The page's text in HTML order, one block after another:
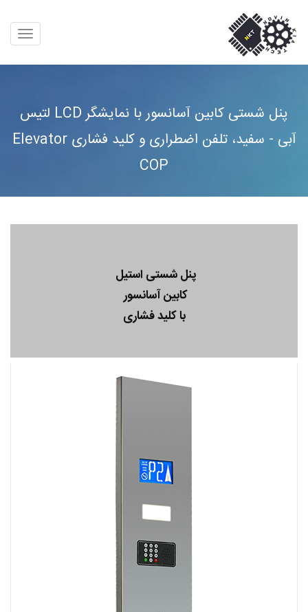
پنل شستی کابین آسانسور با نمایشگر LCD لتیس
آبی - سفید، تلفن اضطراری و کلید فشاری Elevator
COP
پنل شستی استیل
کابین آسانسور
با کلید فشاری